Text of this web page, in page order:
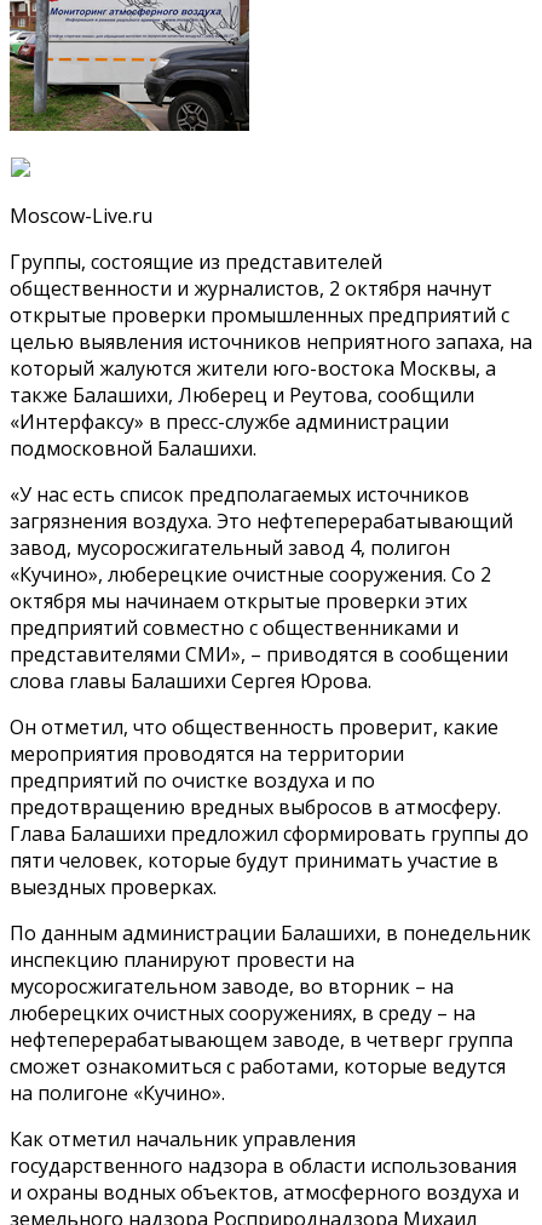
Moscow-Live.ru
Группы, состоящие из представителей
общественности и журналистов, 2 октября начнут
открытые проверки промышленных предприятий с
целью выявления источников неприятного запаха, на
который жалуются жители юго-востока Москвы, а
также Балашихи, Люберец и Реутова, сообщили
«Интерфаксу» в пресс-службе администрации
подмосковной Балашихи.
«У нас есть список предполагаемых источников
загрязнения воздуха. Это нефтеперерабатывающий
завод, мусоросжигательный завод 4, полигон
«Кучино», люберецкие очистные сооружения. Со 2
октября мы начинаем открытые проверки этих
предприятий совместно с общественниками и
представителями СМИ», – приводятся в сообщении
слова главы Балашихи Сергея Юрова.
Он отметил, что общественность проверит, какие
мероприятия проводятся на территории
предприятий по очистке воздуха и по
предотвращению вредных выбросов в атмосферу.
Глава Балашихи предложил сформировать группы до
пяти человек, которые будут принимать участие в
выездных проверках.
По данным администрации Балашихи, в понедельник
инспекцию планируют провести на
мусоросжигательном заводе, во вторник – на
люберецких очистных сооружениях, в среду – на
нефтеперерабатывающем заводе, в четверг группа
сможет ознакомиться с работами, которые ведутся
на полигоне «Кучино».
Как отметил начальник управления
государственного надзора в области использования
и охраны водных объектов, атмосферного воздуха и
земельного надзора Росприроднадзора Михаил